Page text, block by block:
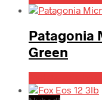
Patagonia
Green